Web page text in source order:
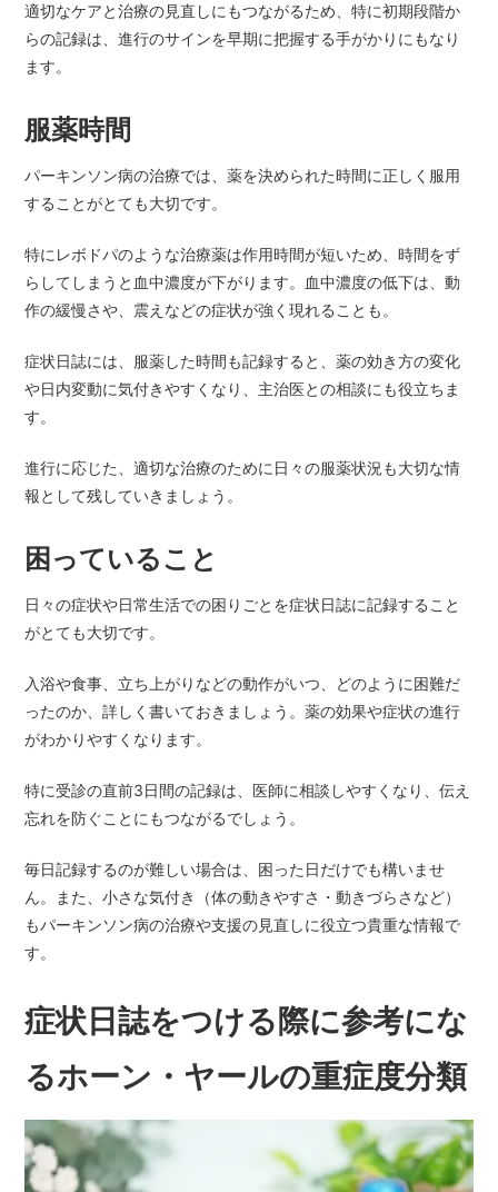
適切なケアと治療の見直しにもつながるため、特に初期段階か
らの記録は、進行のサインを早期に把握する手がかりにもなり
ます。
服薬時間
パーキンソン病の治療では、薬を決められた時間に正しく服用
することがとても大切です。
特にレボドパのような治療薬は作用時間が短いため、時間をず
らしてしまうと血中濃度が下がります。血中濃度の低下は、動
作の緩慢さや、震えなどの症状が強く現れることも。
症状日誌には、服薬した時間も記録すると、薬の効き方の変化
や日内変動に気付きやすくなり、主治医との相談にも役立ちま
す。
進行に応じた、適切な治療のために日々の服薬状況も大切な情
報として残していきましょう。
困っていること
日々の症状や日常生活での困りごとを症状日誌に記録すること
がとても大切です。
入浴や食事、立ち上がりなどの動作がいつ、どのように困難だ
ったのか、詳しく書いておきましょう。薬の効果や症状の進行
がわかりやすくなります。
特に受診の直前3日間の記録は、医師に相談しやすくなり、伝え
忘れを防ぐことにもつながるでしょう。
毎日記録するのが難しい場合は、困った日だけでも構いませ
ん。また、小さな気付き（体の動きやすさ・動きづらさなど）
もパーキンソン病の治療や支援の見直しに役立つ貴重な情報で
す。
症状日誌をつける際に参考にな
るホーン・ヤールの重症度分類